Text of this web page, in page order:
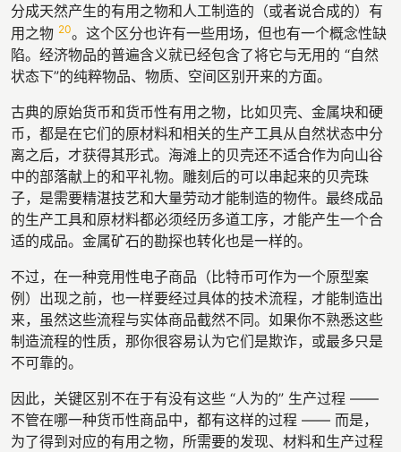
分成天然产生的有用之物和人工制造的（或者说合成的）有
用之物 20。这个区分也许有一些用场，但也有一个概念性缺
陷。经济物品的普遍含义就已经包含了将它与无用的 “自然
状态下”的纯粹物品、物质、空间区别开来的方面。
古典的原始货币和货币性有用之物，比如贝壳、金属块和硬
币，都是在它们的原材料和相关的生产工具从自然状态中分
离之后，才获得其形式。海滩上的贝壳还不适合作为向山谷
中的部落献上的和平礼物。雕刻后的可以串起来的贝壳珠
子，是需要精湛技艺和大量劳动才能制造的物件。最终成品
的生产工具和原材料都必须经历多道工序，才能产生一个合
适的成品。金属矿石的勘探也转化也是一样的。
不过，在一种竞用性电子商品（比特币可作为一个原型案
例）出现之前，也一样要经过具体的技术流程，才能制造出
来，虽然这些流程与实体商品截然不同。如果你不熟悉这些
制造流程的性质，那你很容易认为它们是欺诈，或最多只是
不可靠的。
因此，关键区别不在于有没有这些 “人为的” 生产过程 ——
不管在哪一种货币性商品中，都有这样的过程 —— 而是，
为了得到对应的有用之物，所需要的发现、材料和生产过程